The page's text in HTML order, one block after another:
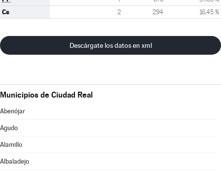
Cs 2 294 16,45 %
Descárgate los datos en xml
Municipios de Ciudad Real
Abenójar
Agudo
Alamillo
Albaladejo